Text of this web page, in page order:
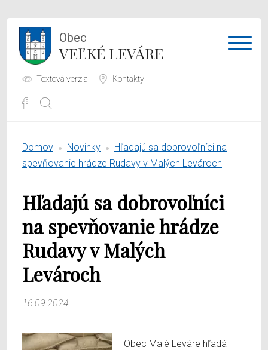
Obec
VEĽKÉ LEVÁRE
Textová verzia Kontakty
Samospráva
Domov Novinky
Hľadajú sa dobrovoľníci na
spevňovanie hrádze Rudavy v Malých Levároch
Hľadajú sa dobrovoľníci
na spevňovanie hrádze
Rudavy v Malých
Levároch
16.09.2024
Obec Malé Leváre hľadá